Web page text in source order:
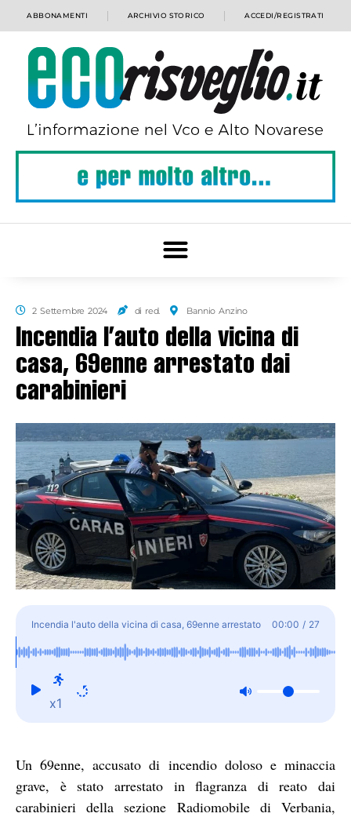
ABBONAMENTI ARCHIVIO STORICO ACCEDI/REGISTRATI
2 Settembre 2024 di red. Bannio Anzino
Incendia l’auto della vicina di
casa, 69enne arrestato dai
carabinieri
Incendia l'auto della vicina di casa, 69enne arrestato
dai carabinieri
00:00 / 27
x1
Un 69enne, accusato di incendio doloso e minaccia
grave, è stato arrestato in flagranza di reato dai
carabinieri della sezione Radiomobile di Verbania,